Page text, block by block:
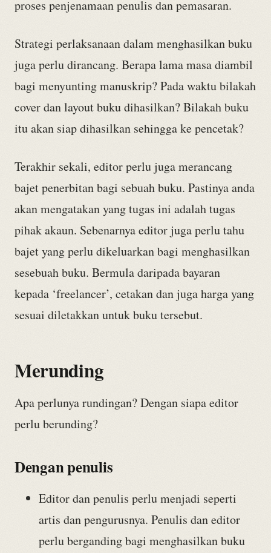
proses penjenamaan penulis dan pemasaran.
Strategi perlaksanaan dalam menghasilkan buku
juga perlu dirancang. Berapa lama masa diambil
bagi menyunting manuskrip? Pada waktu bilakah
cover dan layout buku dihasilkan? Bilakah buku
itu akan siap dihasilkan sehingga ke pencetak?
Terakhir sekali, editor perlu juga merancang
bajet penerbitan bagi sebuah buku. Pastinya anda
akan mengatakan yang tugas ini adalah tugas
pihak akaun. Sebenarnya editor juga perlu tahu
bajet yang perlu dikeluarkan bagi menghasilkan
sesebuah buku. Bermula daripada bayaran
kepada ‘freelancer’, cetakan dan juga harga yang
sesuai diletakkan untuk buku tersebut.
Merunding
Apa perlunya rundingan? Dengan siapa editor
perlu berunding?
Dengan penulis
Editor dan penulis perlu menjadi seperti
artis dan pengurusnya. Penulis dan editor
perlu berganding bagi menghasilkan buku